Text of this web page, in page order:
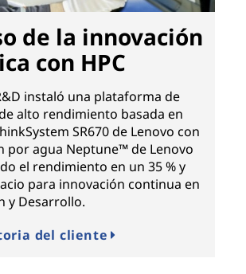
de la innovación
con HPC
instaló una plataforma de
alto rendimiento basada en
SR670 de Lenovo con
por agua Neptune™ de Lenovo
el rendimiento en un 35 % y
para innovación continua en
y Desarrollo.
del cliente